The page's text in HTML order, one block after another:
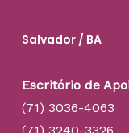
Salvador / BA
Escritório de
(71) 3036-4063